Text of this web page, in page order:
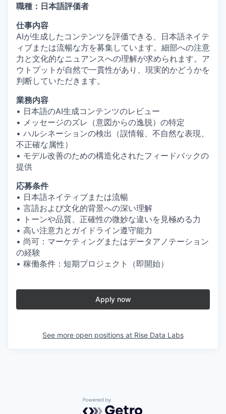
職種：日本語評価者
仕事内容
AIが生成したコンテンツを評価できる、日本語ネイテ
ィブまたは流暢な方を募集しています。細部への注意
力と文化的なニュアンスへの理解が求められます。ア
ウトプットが自然で一貫性があり、現実的かどうかを
判断していただきます。
業務内容
• 日本語のAI生成コンテンツのレビュー
• メッセージのズレ（意図からの逸脱）の特定
• ハルシネーションの検出（誤情報、不自然な表現、
不正確な属性）
• モデル改善のための構造化されたフィードバックの
提供
応募条件
• 日本語ネイティブまたは流暢
• 言語および文化的背景への深い理解
• トーンや品質、正確性の微妙な違いを見極める力
• 高い注意力とガイドライン遵守能力
• 尚可：マーケティングまたはデータアノテーション
の経験
• 稼働条件：短期プロジェクト（即開始）
Apply now
See more open positions at Rise Data Labs
Powered by Getro.com